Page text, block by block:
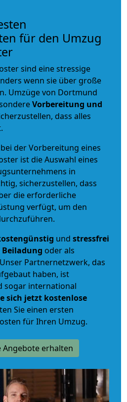
für den Umzug
sind eine stressige
wenn sie über große
Umzüge von Dortmund
Vorbereitung und
dass alles
der Vorbereitung eines
ist die Auswahl eines
in
sicherzustellen, dass
die erforderliche
verfügt, um den
und stressfrei
Beiladung oder als
Partnernetzwerk, das
haben, ist
sogar international
sich jetzt kostenlose
Sie einen ersten
für Ihren Umzug.
Angebote erhalten